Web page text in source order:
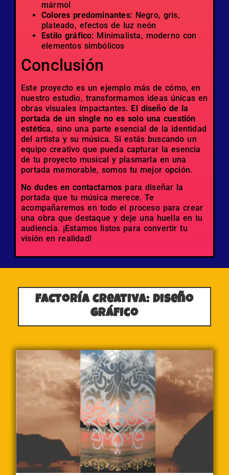
mármol
Colores predominantes: Negro, gris,
plateado, efectos de luz neón
Estilo gráfico: Minimalista, moderno con
elementos simbólicos
Conclusión
Este proyecto es un ejemplo más de cómo, en
nuestro estudio, transformamos ideas únicas en
obras visuales impactantes. El diseño de la
portada de un single no es solo una cuestión
estética, sino una parte esencial de la identidad
del artista y su música. Si estás buscando un
equipo creativo que pueda capturar la esencia
de tu proyecto musical y plasmarla en una
portada memorable, somos tu mejor opción.
No dudes en contactarnos para diseñar la
portada que tu música merece. Te
acompañaremos en todo el proceso para crear
una obra que destaque y deje una huella en tu
audiencia. ¡Estamos listos para convertir tu
visión en realidad!
Factoría creativa: Diseño
gráfico